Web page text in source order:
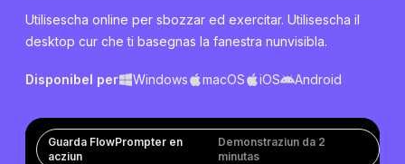
Utilisescha online per sbozzar ed exercitar. Utilisescha il
desktop cur che ti basegnas la fanestra nunvisibla.
Disponibel per Windows macOS iOS Android
Guarda FlowPrompter en
acziun
Demonstraziun da 2
minutas